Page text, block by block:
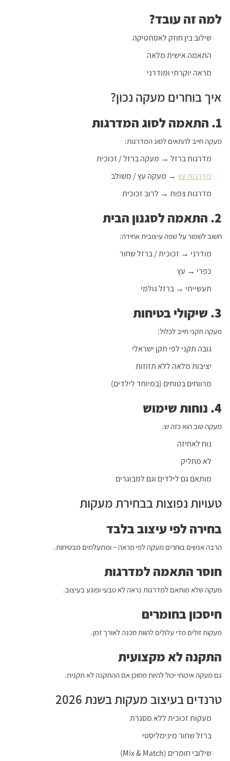
למה זה עובד?
שילוב בין חוזק לאסתטיקה
התאמה אישית מלאה
מראה יוקרתי ומודרני
איך בוחרים מעקה נכון?
1. התאמה לסוג המדרגות
מעקה חייב להתאים לסוג המדרגות:
מדרגות ברזל → מעקה ברזל / זכוכית
מדרגות עץ → מעקה עץ / משולב
מדרגות צפות → לרוב זכוכית
2. התאמה לסגנון הבית
חשוב לשמור על שפה עיצובית אחידה:
מודרני → זכוכית / ברזל שחור
כפרי → עץ
תעשייתי → ברזל גולמי
3. שיקולי בטיחות
מעקה תקני חייב לכלול:
גובה תקני לפי תקן ישראלי
יציבות מלאה ללא תזוזות
מרווחים בטוחים (במיוחד לילדים)
4. נוחות שימוש
מעקה טוב הוא כזה ש:
נוח לאחיזה
לא מחליק
מותאם גם לילדים וגם למבוגרים
טעויות נפוצות בבחירת מעקות
בחירה לפי עיצוב בלבד
הרבה אנשים בוחרים מעקה לפי מראה – ומתעלמים מבטיחות.
חוסר התאמה למדרגות
מעקה שלא מותאם למדרגות נראה לא טבעי ופוגע בעיצוב.
חיסכון בחומרים
מעקות זולים מדי עלולים להוות סכנה לאורך זמן.
התקנה לא מקצועית
גם מעקה איכותי יכול להיות מסוכן אם ההתקנה לא תקנית.
טרנדים בעיצוב מעקות בשנת 2026
מעקות זכוכית ללא מסגרת
ברזל שחור מינימליסטי
שילובי חומרים (Mix & Match)